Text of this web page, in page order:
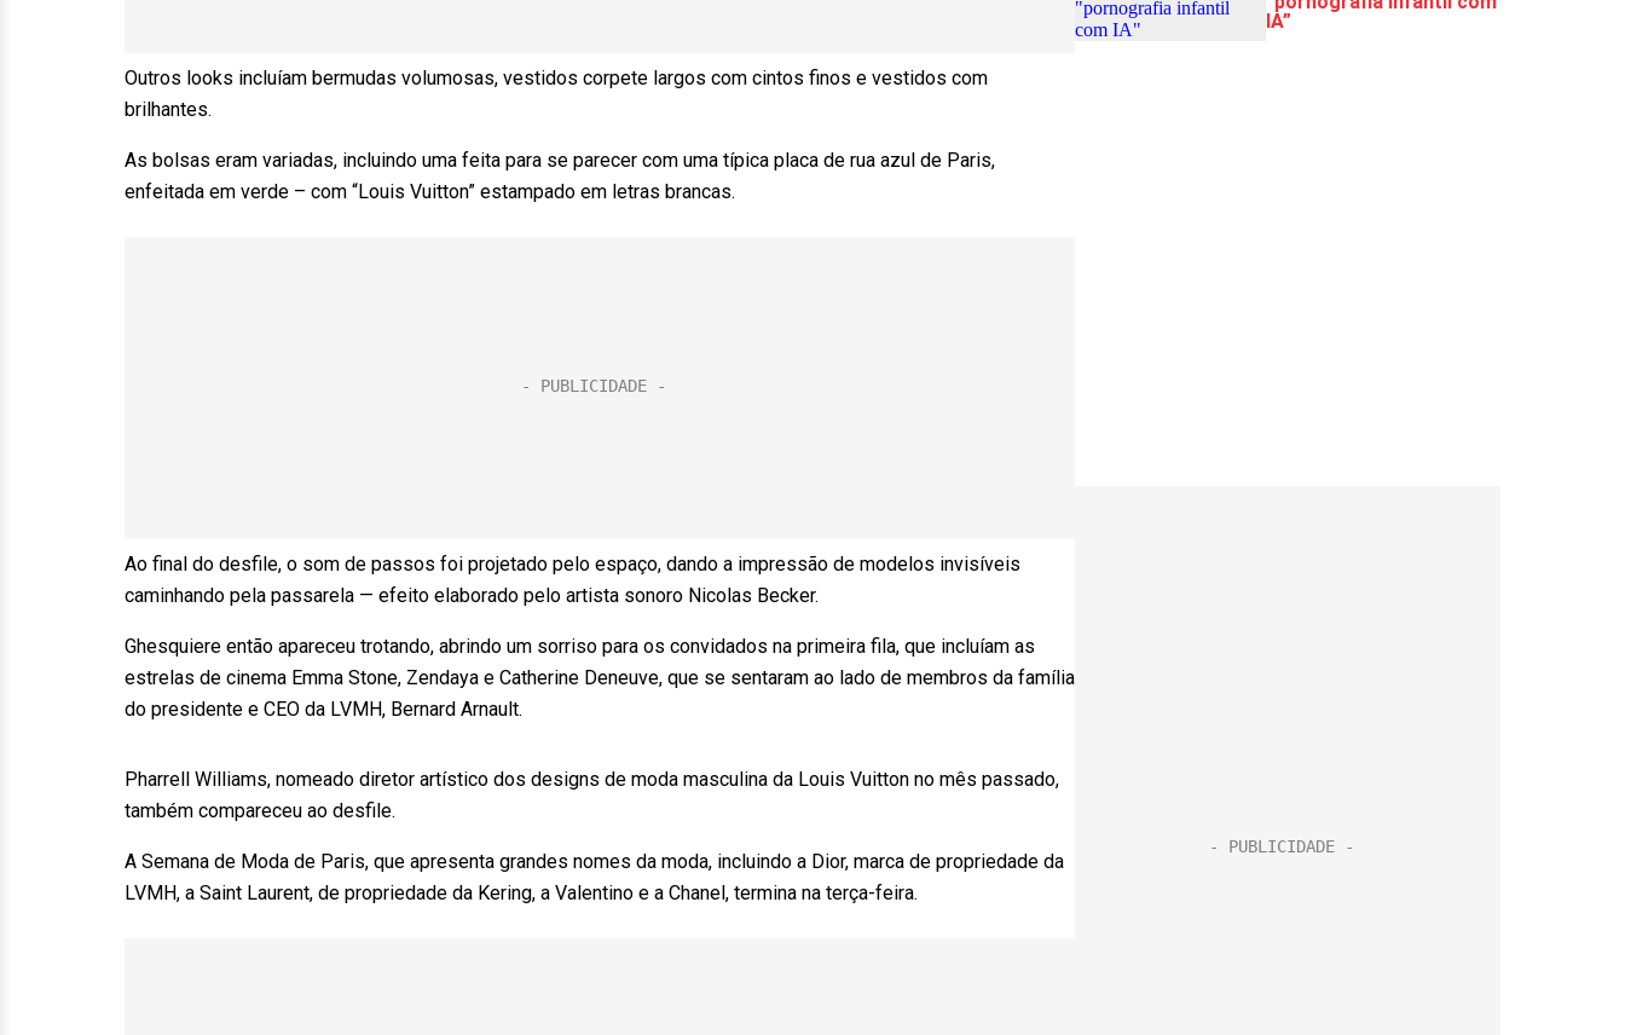
Outros looks incluíam bermudas volumosas, vestidos corpete largos com cintos finos e vestidos com
brilhantes.
As bolsas eram variadas, incluindo uma feita para se parecer com uma típica placa de rua azul de Paris,
enfeitada em verde – com “Louis Vuitton” estampado em letras brancas.
Ao final do desfile, o som de passos foi projetado pelo espaço, dando a impressão de modelos invisíveis
caminhando pela passarela — efeito elaborado pelo artista sonoro Nicolas Becker.
Ghesquiere então apareceu trotando, abrindo um sorriso para os convidados na primeira fila, que incluíam as
estrelas de cinema Emma Stone, Zendaya e Catherine Deneuve, que se sentaram ao lado de membros da família
do presidente e CEO da LVMH, Bernard Arnault.
Pharrell Williams, nomeado diretor artístico dos designs de moda masculina da Louis Vuitton no mês passado,
também compareceu ao desfile.
A Semana de Moda de Paris, que apresenta grandes nomes da moda, incluindo a Dior, marca de propriedade da
LVMH, a Saint Laurent, de propriedade da Kering, a Valentino e a Chanel, termina na terça-feira.